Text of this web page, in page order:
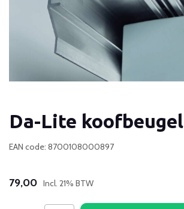
Da-Lite koofbeugel
EAN code: 8700108000897
79,00 Incl. 21% BTW